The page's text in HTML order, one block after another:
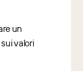
un
valori